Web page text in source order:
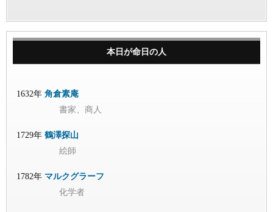
本日が命日の人
1632年 角倉素庵
書家、商人
1729年 鶴澤探山
絵師
1782年 マルクグラーフ
化学者